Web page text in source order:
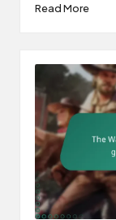
Read More